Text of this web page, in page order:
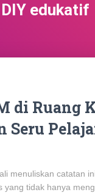
DIY edukatif
di Ruang
Seru
menuliskan catatan
yang tidak hanya